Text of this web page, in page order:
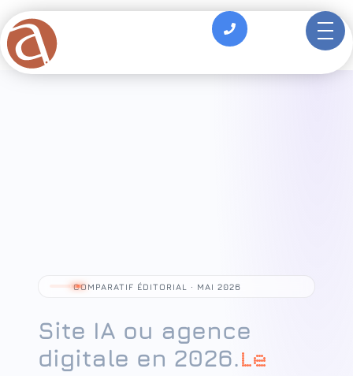
principal
COMPARATIF ÉDITORIAL · MAI 2026
Site IA ou agence
digitale en 2026.Le